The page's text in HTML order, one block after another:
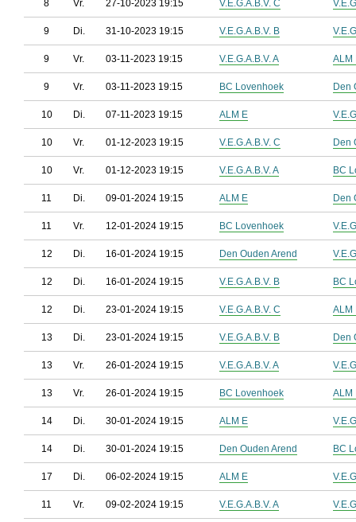
8 Vr. 27-10-2023 19:15 V.E.G.A.B.V. C
9 Di. 31-10-2023 19:15 V.E.G.A.B.V. B
9 Vr. 03-11-2023 19:15 V.E.G.A.B.V. A ALM
9 Vr. 03-11-2023 19:15 BC Lovenhoek Den
10 Di. 07-11-2023 19:15 ALM E
10 Vr. 01-12-2023 19:15 V.E.G.A.B.V. C Den
10 Vr. 01-12-2023 19:15 V.E.G.A.B.V. A BC
11 Di. 09-01-2024 19:15 ALM E Den
11 Vr. 12-01-2024 19:15 BC Lovenhoek
12 Di. 16-01-2024 19:15 Den Ouden Arend
12 Di. 16-01-2024 19:15 V.E.G.A.B.V. B BC
12 Di. 23-01-2024 19:15 V.E.G.A.B.V. C ALM
13 Di. 23-01-2024 19:15 V.E.G.A.B.V. B Den
13 Vr. 26-01-2024 19:15 V.E.G.A.B.V. A
13 Vr. 26-01-2024 19:15 BC Lovenhoek ALM
14 Di. 30-01-2024 19:15 ALM E
14 Di. 30-01-2024 19:15 Den Ouden Arend BC
17 Di. 06-02-2024 19:15 ALM E
11 Vr. 09-02-2024 19:15 V.E.G.A.B.V. A